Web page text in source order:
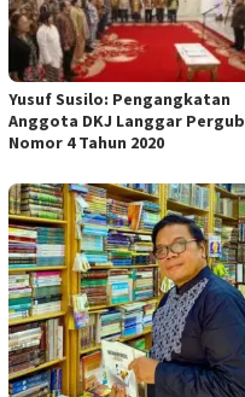
Yusuf Susilo: Pengangkatan
Anggota DKJ Langgar Pergub
Nomor 4 Tahun 2020